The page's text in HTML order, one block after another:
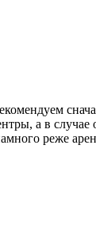
а в случае
реже